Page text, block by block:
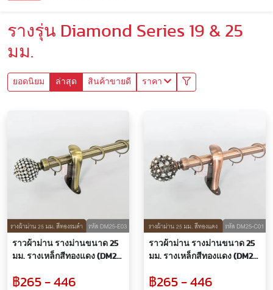
รางรุ่น Diamond Series 19 & 25
มม.
ยอดนิยม ล่าสุด สินค้าขายดี ราคา
ราวผ้าม่าน รางม่านขนาด 25
มม. รางเหล็กสีทองแดง (DM25-
฿265 - 446
ราวผ้าม่าน รางม่านขนาด 25
มม. รางเหล็กสีทองแดง (DM25-
฿265 - 446